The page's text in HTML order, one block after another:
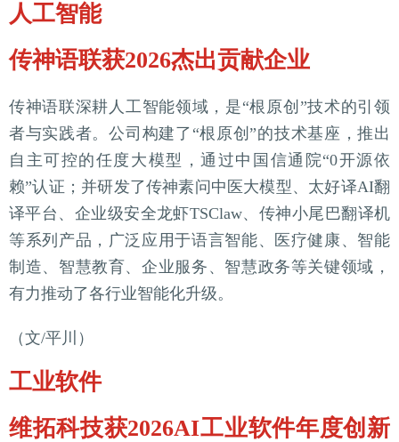
人工智能
传神语联获2026杰出贡献企业
传神语联深耕人工智能领域，是“根原创”技术的引领
者与实践者。公司构建了“根原创”的技术基座，推出
自主可控的任度大模型，通过中国信通院“0开源依
赖”认证；并研发了传神素问中医大模型、太好译AI翻
译平台、企业级安全龙虾TSClaw、传神小尾巴翻译机
等系列产品，广泛应用于语言智能、医疗健康、智能
制造、智慧教育、企业服务、智慧政务等关键领域，
有力推动了各行业智能化升级。
（文/平川）
工业软件
维拓科技获2026AI工业软件年度创新